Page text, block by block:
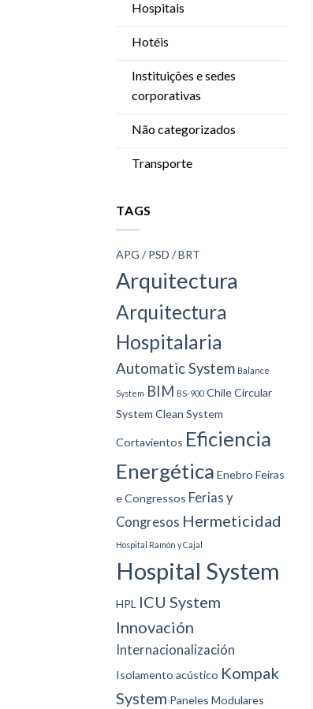
Hospitais
Hotéis
Instituições e sedes
corporativas
Não categorizados
Transporte
TAGS
APG / PSD / BRT
Arquitectura
Arquitectura
Hospitalaria
Automatic System Balance
System BIM BS-900 ChileCircular
System Clean System
Cortavientos Eficiencia
Energética Enebro Feiras
e Congressos Ferias y
Congresos Hermeticidad
Hospital Ramón y Cajal
Hospital System
HPL ICU System
Innovación
Internacionalización
Isolamento acústico Kompak
System Paneles Modulares